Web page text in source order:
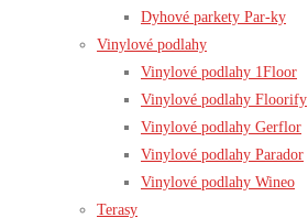
Dyhové parkety Par-ky
Vinylové podlahy
Vinylové podlahy 1Floor
Vinylové podlahy Floorify
Vinylové podlahy Gerflor
Vinylové podlahy Parador
Vinylové podlahy Wineo
Terasy